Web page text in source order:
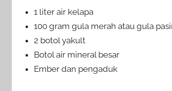
1 liter air kelapa
100 gram gula merah atau gula
2 botol yakult
Botol air mineral besar
Ember dan pengaduk